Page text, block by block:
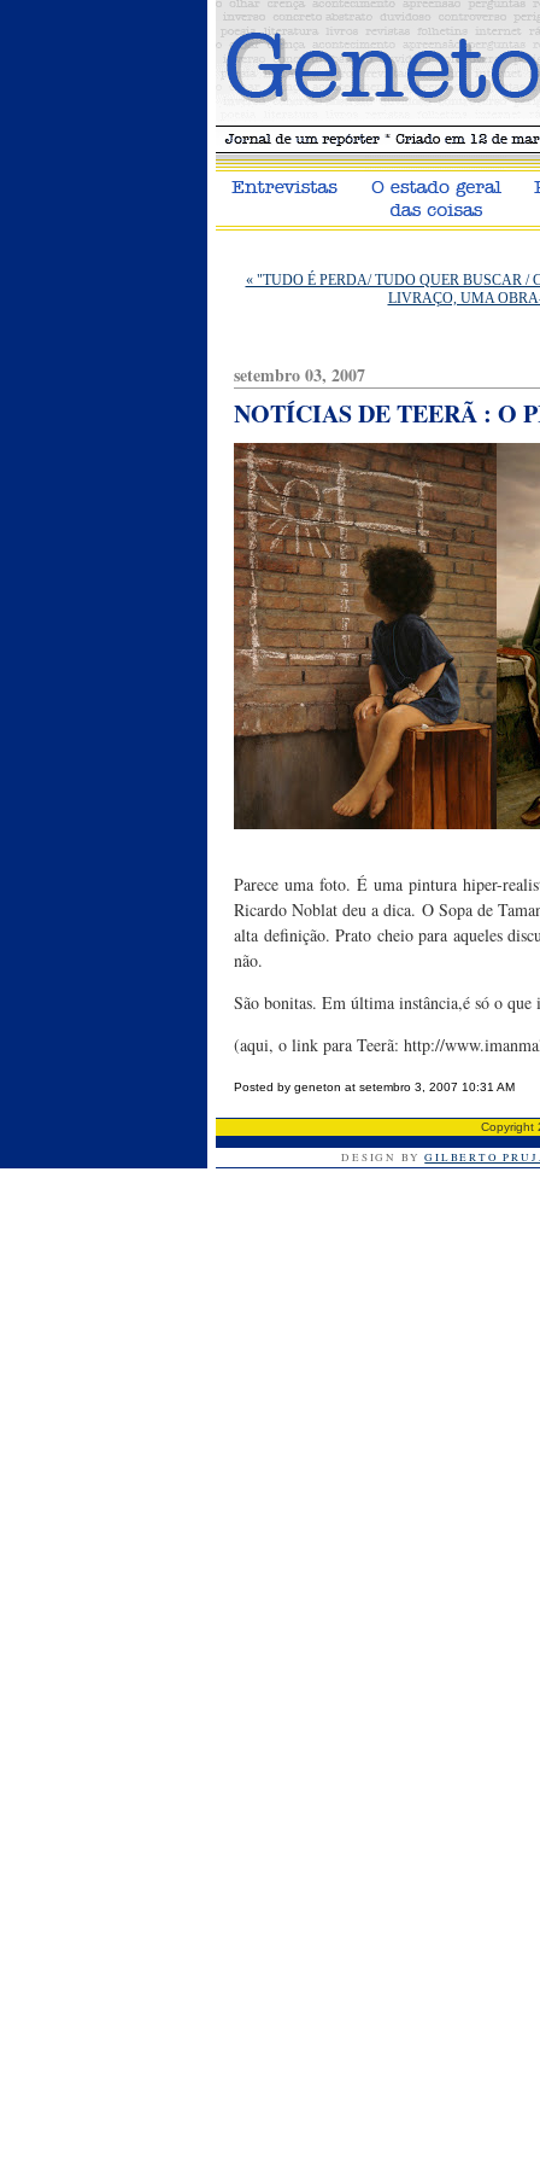
« "TUDO É PERDA/ TUDO QUER BUSCAR /
LIVRAÇO, UMA
setembro 03, 2007
NOTÍCIAS DE TEERÃ : O
Parece uma foto. É uma pintura hiper-
Ricardo Noblat deu a dica. O Sopa de
alta definição. Prato cheio para aqueles
não.
São bonitas. Em última instância,é só o que
(aqui, o link para Teerã: http://
Posted by geneton at setembro 3, 2007 10:31 AM
DESIGN BYGILBERTO